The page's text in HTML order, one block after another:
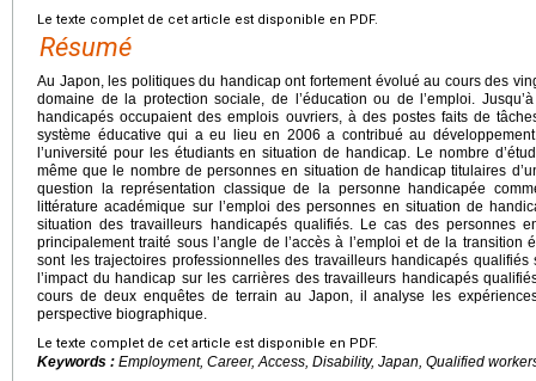
Le texte complet de cet article est disponible en PDF.
Résumé
Au Japon, les politiques du handicap ont fortement évolué au cours des
domaine de la protection sociale, de l’éducation ou de l’emploi.
handicapés occupaient des emplois ouvriers, à des postes faits de
système éducative qui a eu lieu en 2006 a contribué au
l’université pour les étudiants en situation de handicap. Le nombre
même que le nombre de personnes en situation de handicap titulaires
question la représentation classique de la personne handicapée
littérature académique sur l’emploi des personnes en situation de
situation des travailleurs handicapés qualifiés. Le cas des personnes
principalement traité sous l’angle de l’accès à l’emploi et de la transition
sont les trajectoires professionnelles des travailleurs handicapés
l’impact du handicap sur les carrières des travailleurs handicapés
cours de deux enquêtes de terrain au Japon, il analyse les
perspective biographique.
Le texte complet de cet article est disponible en PDF.
Keywords : Employment, Career, Access, Disability, Japan, Qualified